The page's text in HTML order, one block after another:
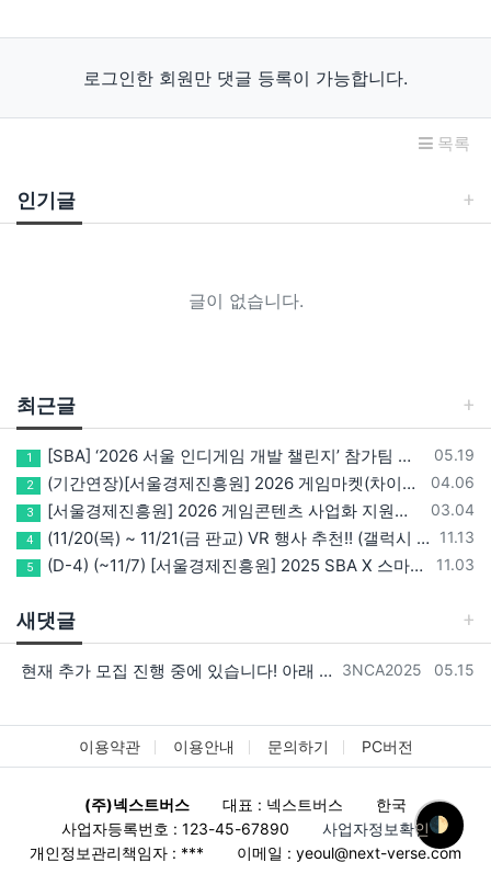
🌓
로그인한 회원만 댓글 등록이 가능합니다.
목록
인기글
글이 없습니다.
최근글
등록일
05.19
1 [SBA] ‘2026 서울 인디게임 개발 챌린지’ 참가팀 모집
등록일
04.06
2 (기간연장)[서울경제진흥원] 2026 게임마켓(차이나조이, BIC, 지스타) 서울관 참가기업 모집!(~5/8 15:00)
등록일
03.04
3 [서울경제진흥원] 2026 게임콘텐츠 사업화 지원사업 참가기업 모집(~3/26까지)
등록일
11.13
4 (11/20(목) ~ 11/21(금 판교) VR 행사 추천!! (갤럭시 XR/ 애플 비전프로 등 기기 체험, 메타퀘스트 경품)
등록일
11.03
5 (D-4) (~11/7) [서울경제진흥원] 2025 SBA X 스마일게이트, ‘게임랩 with STOVE INDIE’ 참가기업 모집
새댓글
등록자
3NCA2025 등록일
05.15
현재 추가 모집 진행 중에 있습니다! 아래 링크로 확인 부탁드리겠습니다~! https://next-verse.com/community/1…
이용약관 이용안내 문의하기 PC버전
(주)넥스트버스 대표 : 넥스트버스
한국
사업자등록번호 : 123-45-67890
사업자정보확인
개인정보관리책임자 : ***
이메일 : yeoul@next-verse.com